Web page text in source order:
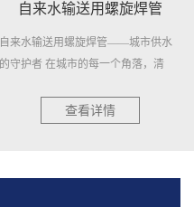
自来水输送用螺旋焊管
自来水输送用螺旋焊管——城市供水
的守护者 在城市的每一个角落，清
查看详情